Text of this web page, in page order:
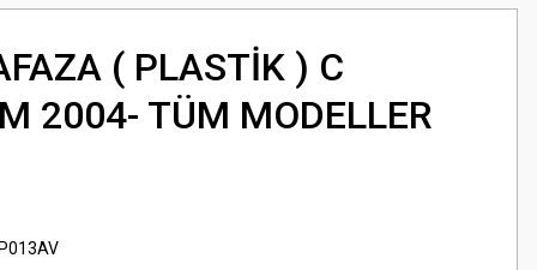
( PLASTİK ) C
2004- TÜM MODELLER